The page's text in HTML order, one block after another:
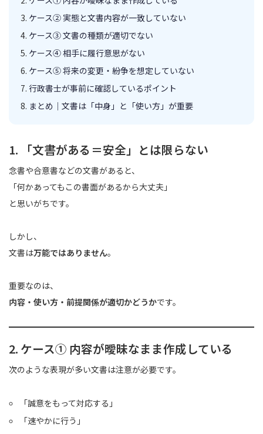
ケース② 実態と文書内容が一致していない
ケース③ 文書の種類が適切でない
ケース④ 相手に履行意思がない
ケース⑤ 将来の変更・紛争を想定していない
行政書士が事前に確認しているポイント
まとめ｜文書は「中身」と「使い方」が重要
1. 「文書がある＝安全」とは限らない
念書や合意書などの文書があると、
「何かあってもこの書面があるから大丈夫」
と思いがちです。
しかし、
文書は万能ではありません。
重要なのは、
内容・使い方・前提関係が適切かどうかです。
2. ケース① 内容が曖昧なまま作成している
次のような表現が多い文書は注意が必要です。
「誠意をもって対応する」
「速やかに行う」